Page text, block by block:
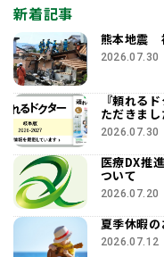
新着記事
熊本地震
2026.07.30
『頼れる
ただきまし
2026.07.30
医療DX推
ついて
2026.07.20
夏季休暇
2026.07.12